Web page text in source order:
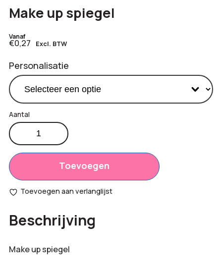
Make up spiegel
Vanaf
€0,27 Excl. BTW
Personalisatie
Productprijs:
Totaal
opties:
€0,00
totaal:
Make
up
spiegel
aantal
Toevoegen
Toevoegen aan verlanglijst
Beschrijving
Make up spiegel